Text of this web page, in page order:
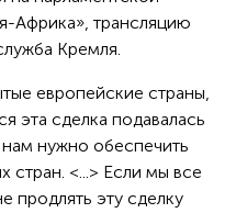
Африка», трансляцию
Кремля.
европейские страны,
эта сделка подавалась
нужно обеспечить
стран. <...> Если мы все
продлять эту сделку